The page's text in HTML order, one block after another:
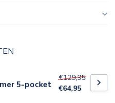
5-pocket
€129,95
€64,95